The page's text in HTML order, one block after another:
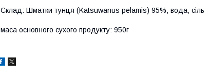
Склад: Шматки тунця (Katsuwanus pelamis) 95%, вода, сіль
маса основного сухого продукту: 950г